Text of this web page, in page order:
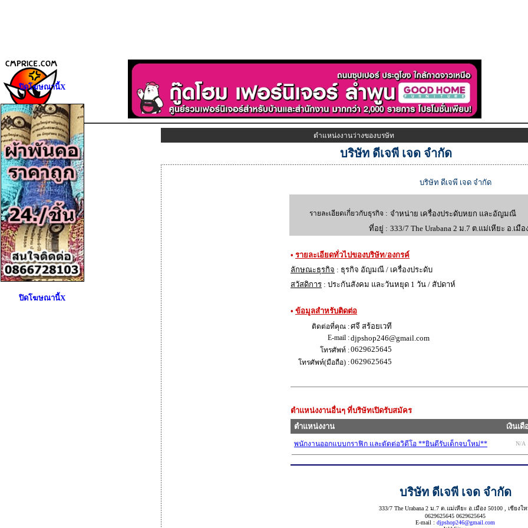
ตำแหน่งงานว่างของบรษัท
บริษัท ดีเจพี เจด จำกัด
บริษัท ดีเจพี เจด จำกัด
รายละเอียดเกี่ยวกับธุรกิจ : จำหน่าย เครื่องประดับหยก และอัญมณี
ที่อยู่ : 333/7 The Urabana 2 ม.7 ต.แม่เหียะ อ.เมือ
• รายละเอียดทั่วไปของบริษัท/องกรค์
ลักษณะธุรกิจ : ธุรกิจ อัญมณี / เครื่องประดับ
สวัสดิการ : ประกันสังคม และวันหยุด 1 วัน / สัปดาห์
• ข้อมูลสำหรับติดต่อ
ติดต่อที่คุณ :ศจี สร้อยเวที
E-mail :djpshop246@gmail.com
โทรศัพท์ :0629625645
โทรศัพท์(มือถือ) :0629625645
ตำแหน่งงานอื่นๆ ที่บริษัทเปิดรับสมัคร
ตำแหน่งงาน
เงินเดื
พนักงานออกแบบกราฟิก และตัดต่อวิดีโอ **ยินดีรับเด็กจบใหม่** N/A
บริษัท ดีเจพี เจด จำกัด
333/7 The Urabana 2 ม.7 ต.แม่เหียะ อ.เมือง 50100 , เชียงใ
0629625645 0629625645
E-mail : djpshop246@gmail.com
ปิดโฆษณานี้X
ปิดโฆษณานี้X